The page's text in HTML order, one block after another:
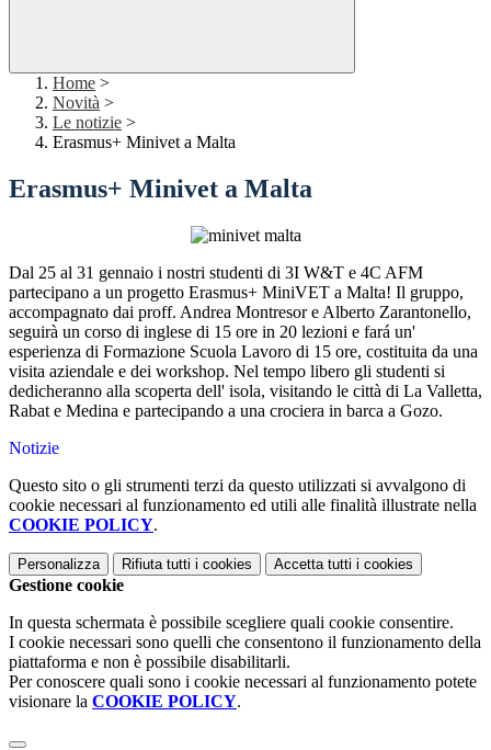
Home >
Novità >
Le notizie >
Erasmus+ Minivet a Malta
Erasmus+ Minivet a Malta
Dal 25 al 31 gennaio i nostri studenti di 3I W&T e 4C AFM
partecipano a un progetto Erasmus+ MiniVET a Malta! Il gruppo,
accompagnato dai proff. Andrea Montresor e Alberto Zarantonello,
seguirà un corso di inglese di 15 ore in 20 lezioni e fará un'
esperienza di Formazione Scuola Lavoro di 15 ore, costituita da una
visita aziendale e dei workshop. Nel tempo libero gli studenti si
dedicheranno alla scoperta dell' isola, visitando le città di La Valletta,
Rabat e Medina e partecipando a una crociera in barca a Gozo.
Notizie
Questo sito o gli strumenti terzi da questo utilizzati si avvalgono di
cookie necessari al funzionamento ed utili alle finalità illustrate nella
COOKIE POLICY.
Personalizza Rifiuta tutti i cookies Accetta tutti i cookies
Gestione cookie
In questa schermata è possibile scegliere quali cookie consentire.
I cookie necessari sono quelli che consentono il funzionamento della
piattaforma e non è possibile disabilitarli.
Per conoscere quali sono i cookie necessari al funzionamento potete
visionare la COOKIE POLICY.